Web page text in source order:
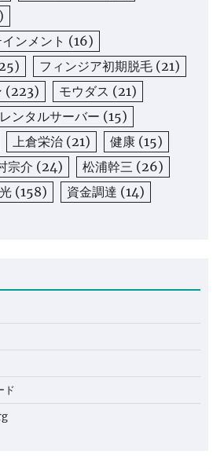
ンメント (16)
フィンジア初期脱毛 (21)
(223) モウダス (21)
レンタルサーバー (15)
上倉栄治 (21) 健康 (15)
宗介 (24) 松浦幹三 (26)
(158) 資金調達 (14)
ド